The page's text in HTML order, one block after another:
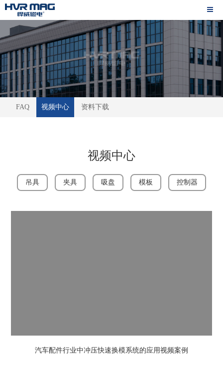
FAQ 视频中心 资料下载
视频中心
吊具 夹具 吸盘 模板 控制器
汽车配件行业中冲压快速换模系统的应用视频案例